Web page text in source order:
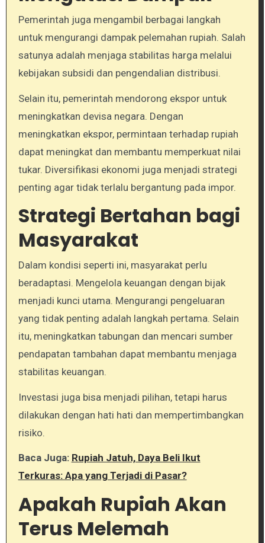
Pemerintah juga mengambil berbagai langkah
untuk mengurangi dampak pelemahan rupiah. Salah
satunya adalah menjaga stabilitas harga melalui
kebijakan subsidi dan pengendalian distribusi.
Selain itu, pemerintah mendorong ekspor untuk
meningkatkan devisa negara. Dengan
meningkatkan ekspor, permintaan terhadap rupiah
dapat meningkat dan membantu memperkuat nilai
tukar. Diversifikasi ekonomi juga menjadi strategi
penting agar tidak terlalu bergantung pada impor.
Strategi Bertahan bagi
Masyarakat
Dalam kondisi seperti ini, masyarakat perlu
beradaptasi. Mengelola keuangan dengan bijak
menjadi kunci utama. Mengurangi pengeluaran
yang tidak penting adalah langkah pertama. Selain
itu, meningkatkan tabungan dan mencari sumber
pendapatan tambahan dapat membantu menjaga
stabilitas keuangan.
Investasi juga bisa menjadi pilihan, tetapi harus
dilakukan dengan hati hati dan mempertimbangkan
risiko.
Baca Juga: Rupiah Jatuh, Daya Beli Ikut
Terkuras: Apa yang Terjadi di Pasar?
Apakah Rupiah Akan
Terus Melemah